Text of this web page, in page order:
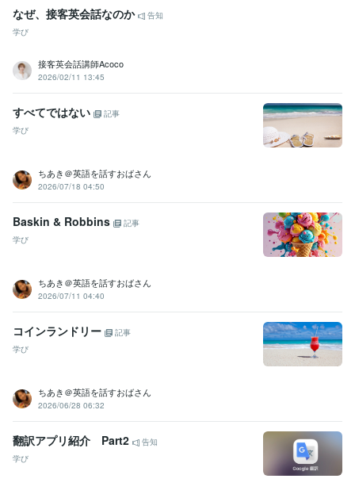
なぜ、接客英会話なのか
告知
学び
接客英会話講師Acoco
2026/02/11 13:45
すべてではない
記事
学び
ちあき＠英語を話すおばさん
2026/07/18 04:50
Baskin & Robbins
記事
学び
ちあき＠英語を話すおばさん
2026/07/11 04:40
コインランドリー
記事
学び
ちあき＠英語を話すおばさん
2026/06/28 06:32
翻訳アプリ紹介 Part2
告知
学び